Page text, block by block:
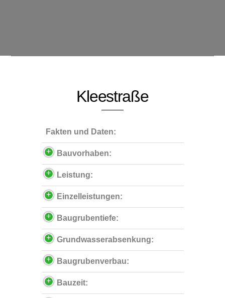
Kleestraße
Fakten und Daten:
Bauvorhaben:
Leistung:
Einzelleistungen:
Baugrubentiefe:
Grundwasserabsenkung:
Baugrubenverbau:
Bauzeit: